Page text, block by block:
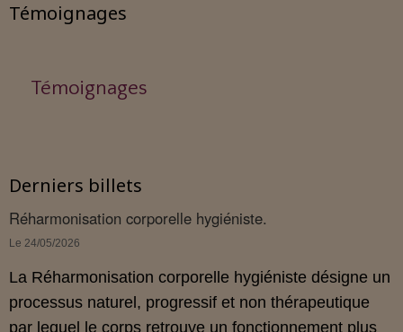
Témoignages
Témoignages
Derniers billets
Réharmonisation corporelle hygiéniste.
Le 24/05/2026
La Réharmonisation corporelle hygiéniste désigne un
processus naturel, progressif et non thérapeutique
par lequel le corps retrouve un fonctionnement plus